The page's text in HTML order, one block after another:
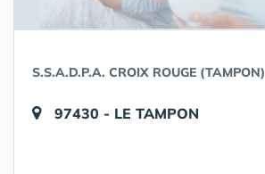
S.S.A.D.P.A. CROIX ROUGE (TAMPON)
97430 - LE TAMPON